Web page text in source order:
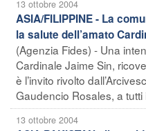
13 ottobre 2004
ASIA/FILIPPINE - La
la salute dell’amato
(Agenzia Fides) - Una
Cardinale Jaime Sin,
è l’invito rivolto
Gaudencio Rosales, a tutti
13 ottobre 2004